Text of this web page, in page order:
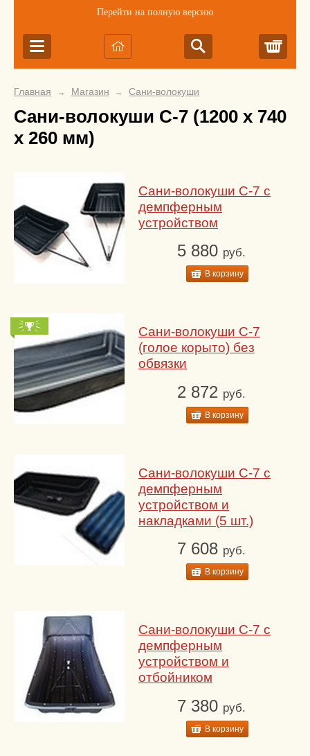
Перейти на полную версию
Главная → Магазин → Сани-волокуши
Сани-волокуши С-7 (1200 х 740
х 260 мм)
Сани-волокуши С-7 с
демпферным
устройством
5 880 руб.
В корзину
Сани-волокуши С-7
(голое корыто) без
обвязки
2 872 руб.
В корзину
Сани-волокуши С-7 с
демпферным
устройством и
накладками (5 шт.)
7 608 руб.
В корзину
Сани-волокуши С-7 с
демпферным
устройством и
отбойником
7 380 руб.
В корзину